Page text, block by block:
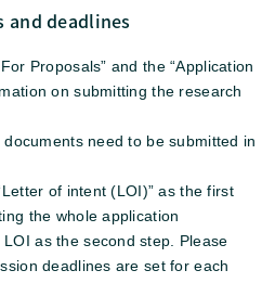
and deadlines
Proposals” and the “Application
on submitting the research
need to be submitted in
of intent (LOI)” as the first
the whole application
as the second step. Please
deadlines are set for each